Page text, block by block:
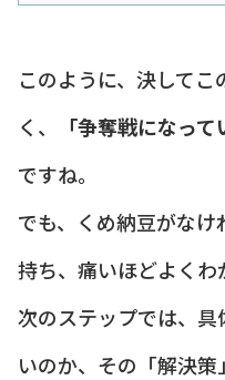
このように、決して
く、
「争奪戦になって
ですね。
でも、くめ納豆がな
持ち、痛いほどよくわ
次のステップでは、
いのか、その「解決策